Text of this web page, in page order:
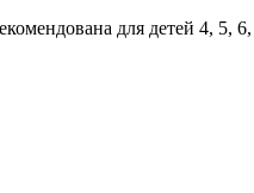
для детей 4, 5, 6,